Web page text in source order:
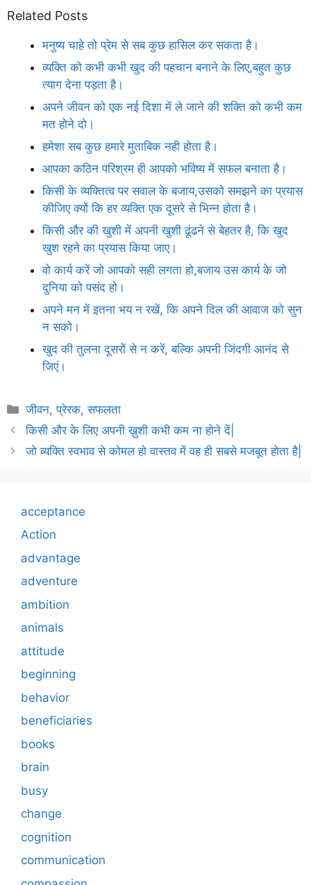
Related Posts
मनुष्य चाहे तो प्रेम से सब कुछ हासिल कर सकता है।
व्यक्ति को कभी कभी खुद की पहचान बनाने के लिए,बहुत कुछ
त्याग देना पड़ता है।
अपने जीवन को एक नई दिशा में ले जाने की शक्ति को कभी कम
मत होने दो।
हमेशा सब कुछ हमारे मुताबिक नही होता है।
आपका कठिन परिश्रम ही आपको भविष्य में सफल बनाता है।
किसी के व्यक्तित्व पर सवाल के बजाय,उसको समझने का प्रयास
कीजिए क्यों कि हर व्यक्ति एक दूसरे से भिन्न होता है।
किसी और की खुशी में अपनी खुशी ढूंढने से बेहतर है, कि खुद
खुश रहने का प्रयास किया जाए।
वो कार्य करें जो आपको सही लगता हो,बजाय उस कार्य के जो
दुनिया को पसंद हो।
अपने मन में इतना भय न रखें, कि अपने दिल की आवाज को सुन
न सको।
खुद की तुलना दूसरों से न करें, बल्कि अपनी जिंदगी आनंद से
जिएं।
Categories
जीवन,प्रेरक,सफलता
किसी और के लिए अपनी ख़ुशी कभी कम ना होने दें|
जो व्यक्ति स्वभाव से कोमल हो वास्तव में वह ही सबसे मजबूत होता है|
acceptance
Action
advantage
adventure
ambition
animals
attitude
beginning
behavior
beneficiaries
books
brain
busy
change
cognition
communication